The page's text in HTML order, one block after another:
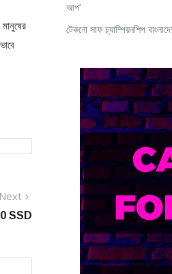
Next
post:
SSD
আপ’
টেকনো সাফ চ্যাম্পিয়নশিপ